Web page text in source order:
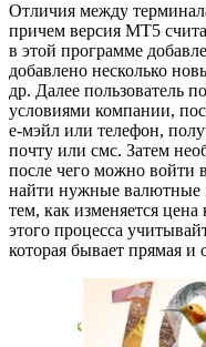
Отличия между
причем версия МТ5
в этой программе
добавлено несколько
др. Далее пользователь
условиями компании,
е-мэйл или телефон,
почту или смс. Затем
после чего можно войти
найти нужные валютные
тем, как изменяется
этого процесса
которая бывает прямая и